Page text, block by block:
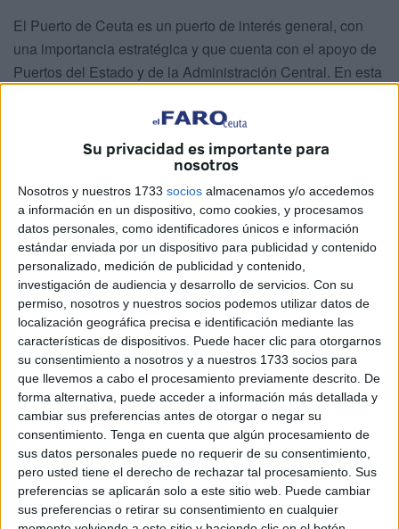
Su privacidad es importante para
nosotros
Nosotros y nuestros 1733 socios almacenamos y/o accedemos
a información en un dispositivo, como cookies, y procesamos
datos personales, como identificadores únicos e información
estándar enviada por un dispositivo para publicidad y contenido
personalizado, medición de publicidad y contenido,
investigación de audiencia y desarrollo de servicios. Con su
permiso, nosotros y nuestros socios podemos utilizar datos de
localización geográfica precisa e identificación mediante las
características de dispositivos. Puede hacer clic para otorgarnos
su consentimiento a nosotros y a nuestros 1733 socios para
que llevemos a cabo el procesamiento previamente descrito. De
forma alternativa, puede acceder a información más detallada y
cambiar sus preferencias antes de otorgar o negar su
consentimiento. Tenga en cuenta que algún procesamiento de
sus datos personales puede no requerir de su consentimiento,
pero usted tiene el derecho de rechazar tal procesamiento. Sus
preferencias se aplicarán solo a este sitio web. Puede cambiar
sus preferencias o retirar su consentimiento en cualquier
El Puerto de Ceuta es un puerto de interés general, con
una importancia estratégica y que cuenta con el apoyo de
Puertos del Estado y de la Administración Central. En esta
algunas de sus principales obras en ejecución, así como
de mantener reuniones de trabajo con la comunidad
portuaria y distintos organismos para tratar los asuntos de
interés del Puerto.
"El Puerto de Ceuta es un
puerto de interés general,
con una importancia
estratégica"
El proyecto de abrir nuevos viales para conectar la
zona del Cañonero Dato con la antigua estación de
ferrocarril. ¿Tiene su importancia en la vida económica
de Ceuta?
Entre los principales objetivos del nuevo Marco
Estratégico se incluye un compromiso para abrir espacios